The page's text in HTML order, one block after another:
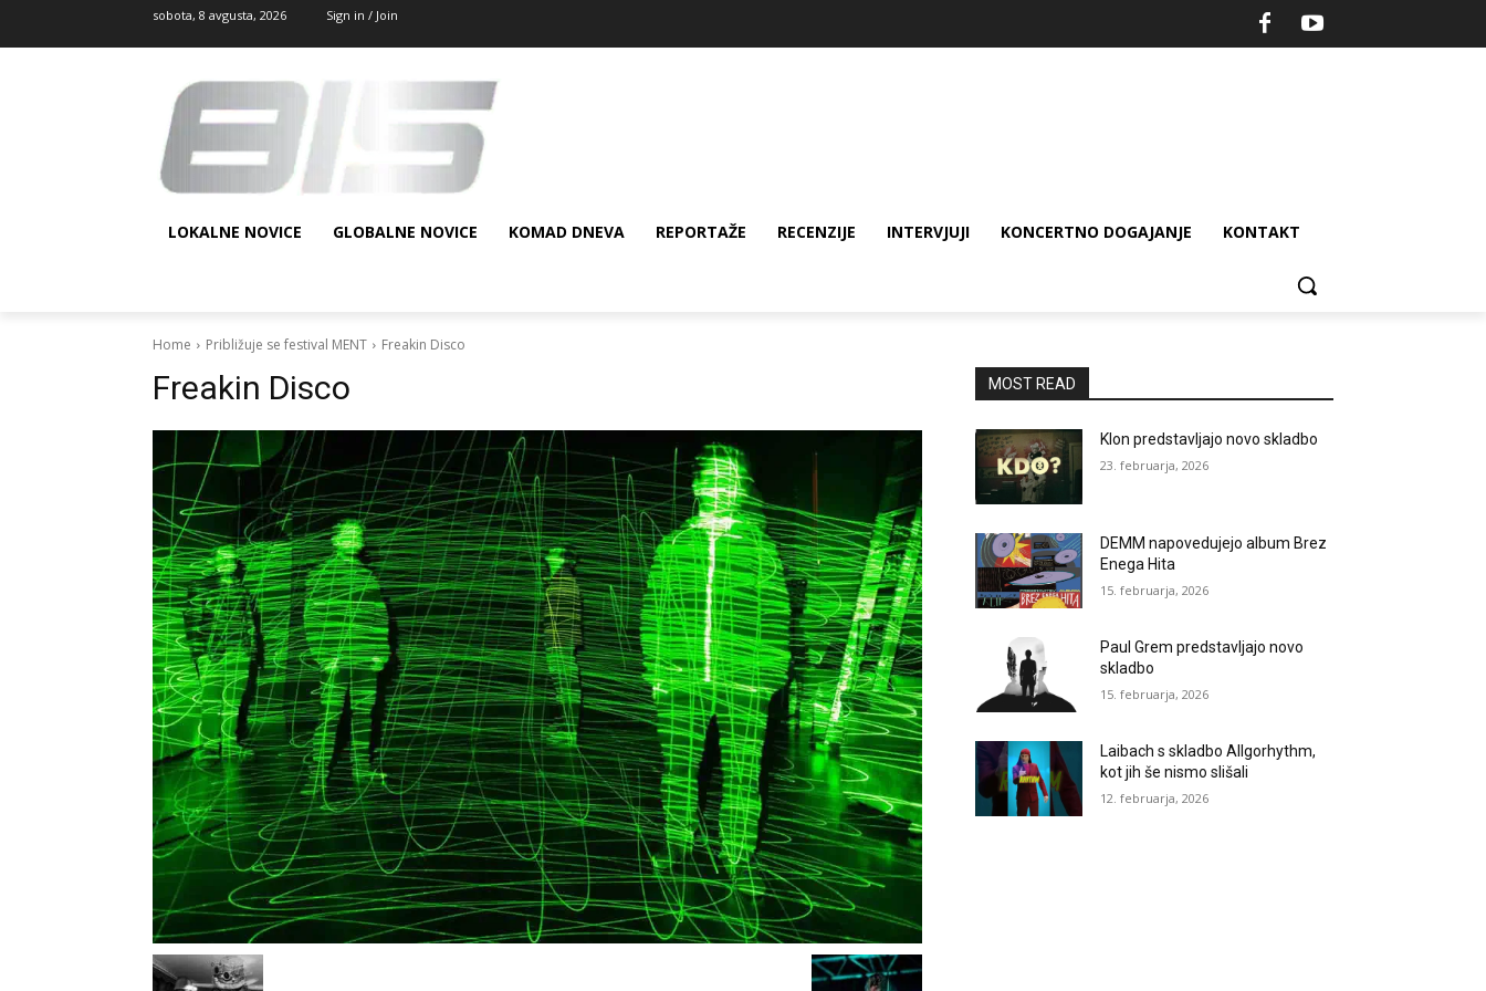
sobota, 8 avgusta, 2026 Sign in / Join
LOKALNE NOVICE GLOBALNE NOVICE KOMAD DNEVA REPORTAŽE RECENZIJE INTERVJUJI KONCERTNO DOGAJANJE KONTAKT
Home Približuje se festival MENT Freakin Disco
Freakin Disco MOST READ
Klon predstavljajo novo skladbo
23. februarja, 2026
DEMM napovedujejo album Brez
Enega Hita
15. februarja, 2026
Paul Grem predstavljajo novo
skladbo
15. februarja, 2026
Laibach s skladbo Allgorhythm,
kot jih še nismo slišali
12. februarja, 2026